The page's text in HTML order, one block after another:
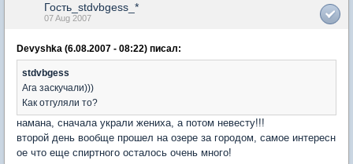
Гость_stdvbgess_*
07 Aug 2007
Devyshka (6.08.2007 - 08:22) писал:
stdvbgess
Ага заскучали)))
Как отгуляли то?
намана, сначала украли жениха, а потом невесту!!!
второй день вообще прошел на озере за городом, самое интересн
ое что еще спиртного осталось очень много!